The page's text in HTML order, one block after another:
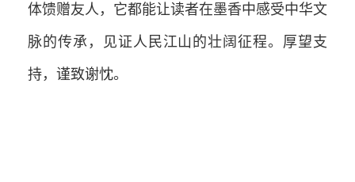
体馈赠友人，它都能让读者在墨香中感受中华文
脉的传承，见证人民江山的壮阔征程。厚望支
持，谨致谢忱。